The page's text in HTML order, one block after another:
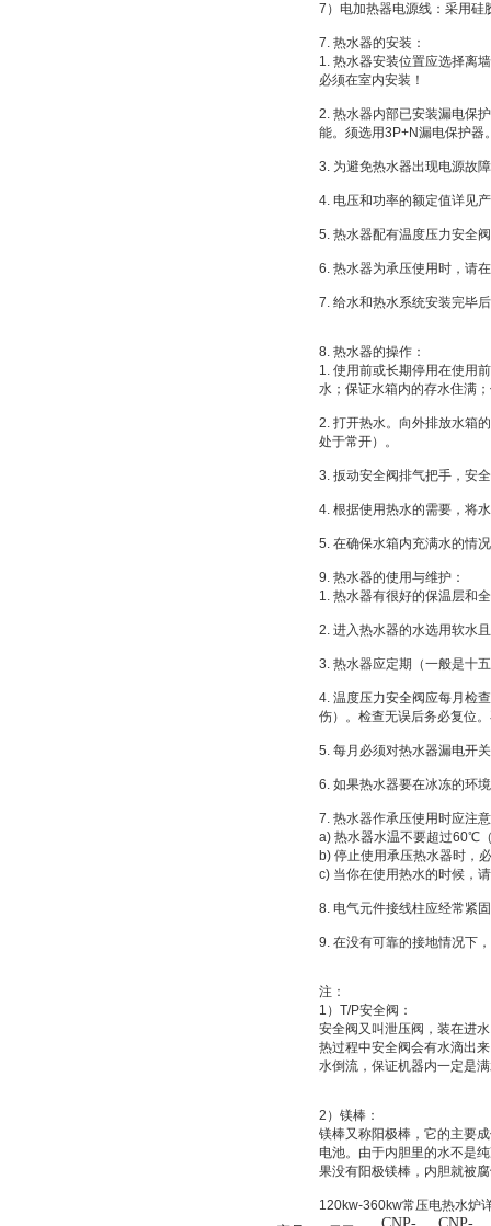
7）电加热器电源线：采用硅
7. 热水器的安装：
1. 热水器安装位置应选择离
必须在室内安装！
2. 热水器内部已安装漏电保
能。须选用3P+N漏电保护器
3. 为避免热水器出现电源故
4. 电压和功率的额定值详见
5. 热水器配有温度压力安全
6. 热水器为承压使用时，请
7. 给水和热水系统安装完毕
8. 热水器的操作：
1. 使用前或长期停用在使用
水；保证水箱内的存水住满
2. 打开热水。向外排放水箱
处于常开）。
3. 扳动安全阀排气把手，安
4. 根据使用热水的需要，将
5. 在确保水箱内充满水的情
9. 热水器的使用与维护：
1. 热水器有很好的保温层和
2. 进入热水器的水选用软水
3. 热水器应定期（一般是十
4. 温度压力安全阀应每月检
伤）。检查无误后务必复位
5. 每月必须对热水器漏电开
6. 如果热水器要在冰冻的环
7. 热水器作承压使用时应注
a) 热水器水温不要超过60℃
b) 停止使用承压热水器时，
c) 当你在使用热水的时候，
8. 电气元件接线柱应经常紧
9. 在没有可靠的接地情况下
注：
1）T/P安全阀：
安全阀又叫泄压阀，装在进
热过程中安全阀会有水滴出
水倒流，保证机器内一定是
2）镁棒：
镁棒又称阳极棒，它的主要
电池。由于内胆里的水不是
果没有阳极镁棒，内胆就被
120kw-360kw常压电热水炉